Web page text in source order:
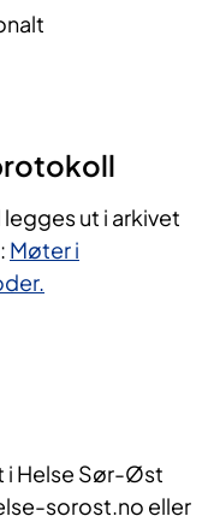
ut i arkivet
Møter i
i Helse Sør-Øst
sorost.no eller